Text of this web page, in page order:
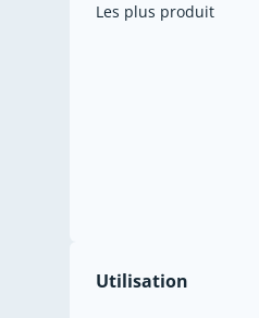
Les plus produit
Utilisation